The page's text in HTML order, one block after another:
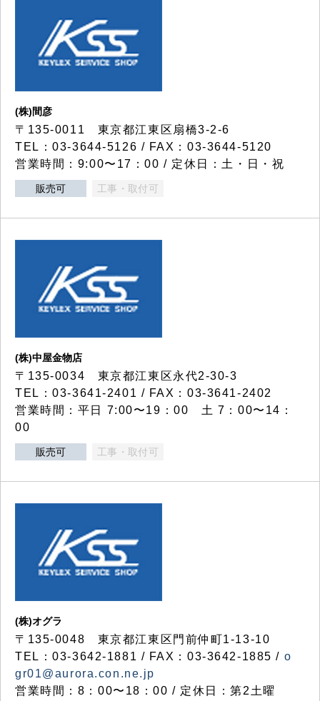
(株)間彦
〒135-0011 東京都江東区扇橋3-2-6
TEL：03-3644-5126 / FAX：03-3644-5120
営業時間：9:00〜17：00 / 定休日：土・日・祝
販売可 工事・取付可
(株)中屋金物店
〒135-0034 東京都江東区永代2-30-3
TEL：03-3641-2401 / FAX：03-3641-2402
営業時間：平日 7:00〜19：00 土 7：00〜14：
00
販売可 工事・取付可
(株)オグラ
〒135-0048 東京都江東区門前仲町1-13-10
TEL：03-3642-1881 / FAX：03-3642-1885 / o
gr01@aurora.con.ne.jp
営業時間：8：00〜18：00 / 定休日：第2土曜